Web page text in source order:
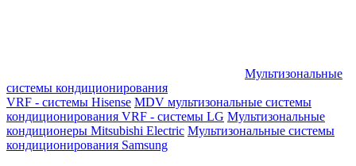
Мультизональные
системы кондиционирования
VRF - системы Hisense MDV мультизональные системы
кондиционирования VRF - системы LG Мультизональные
кондиционеры Mitsubishi Electric Мультизональные системы
кондиционирования Samsung